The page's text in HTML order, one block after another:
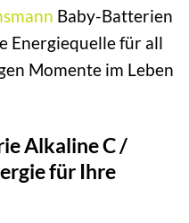
Baby-Batterien
Energiequelle für all
Momente im Leben
Alkaline C /
für Ihre